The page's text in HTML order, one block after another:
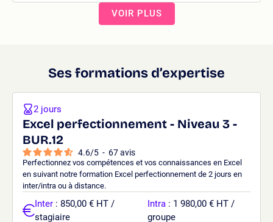
VOIR PLUS
Ses formations d’expertise
Excel perfectionnement - Niveau 3 -
BUR.12
4.6/5 - 67avis
Perfectionnez vos compétences et vos connaissances en Excel
en suivant notre formation Excel perfectionnement de 2 jours en
inter/intra ou à distance.
2 jours
Inter : 850,00 € HT /
stagiaire
Intra : 1 980,00 € HT /
groupe